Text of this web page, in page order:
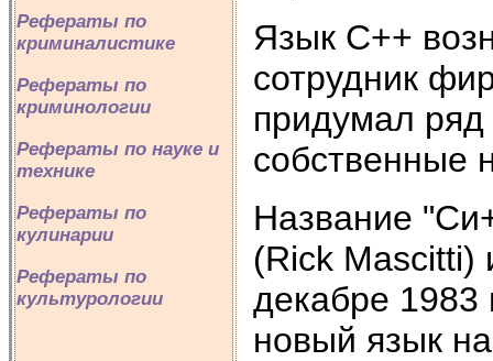
Рефераты по
криминалистике
Рефераты по
криминологии
Рефераты по науке и
технике
Рефераты по
кулинарии
Рефераты по
культурологии
Язык С++
сотрудник
придумал
собственные
Название
(Rick Mascitti)
декабре 1983
новый язык